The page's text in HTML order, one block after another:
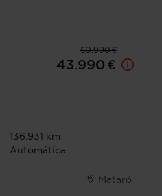
50.990 €
43.990 €
136.931 km
Automática
Mataró